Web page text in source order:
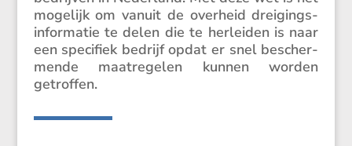
mogelijk om vanuit de overheid dreigings­
in­for­matie te delen die te herleiden is naar
een speci­fiek bedrijf opdat er snel bescher­
mende maatre­gelen kunnen worden
getroffen.